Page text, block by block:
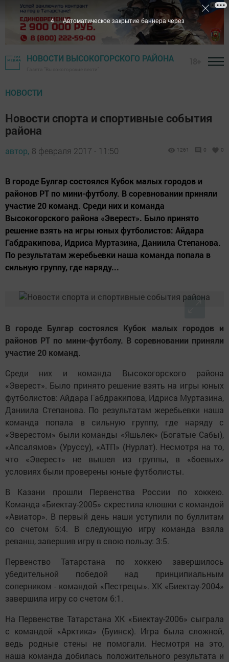
НОВОСТИ ВЫСОКОГОРСКОГО РАЙОНА
НОВОСТИ
Новости спорта и спортивные события
района
автор, 8 февраля 2017 - 11:50 1261 0 0
В городе Булгар состоялся Кубок малых городов и
районов РТ по мини-футболу. В соревновании приняли
участие 20 команд. Среди них и команда
Высокогорского района «Эверест». Было принято
решение взять на игры юных футболистов: Айдара
Габдракипова, Идриса Муртазина, Даниила Степанова.
По результатам жеребьевки наша команда попала в
сильную группу, где наряду...
В городе Булгар состоялся Кубок малых городов и
районов РТ по мини-футболу. В соревновании приняли
участие 20 команд.
Среди них и команда Высокогорского района
«Эверест». Было принято решение взять на игры юных
футболистов: Айдара Габдракипова, Идриса Муртазина,
Даниила Степанова. По результатам жеребьевки наша
команда попала в сильную группу, где наряду с
«Эверестом» были команды «Яшьлек» (Богатые Сабы),
«Апсалямов» (Уруссу), «АТП» (Нурлат). Несмотря на то,
что «Эверест» не вышел из группы, в «боевых»
условиях были проверены юные футболисты.
В Казани прошли Первенства России по хоккею.
Команда «Биектау-2005» скрестила клюшки с командой
«Авиатор». В первый день наши уступили по буллитам
со счетом 5:4. В следующую игру команда взяла
реванш, завершив игру в свою пользу: 3:5.
Первенство Татарстана по хоккею завершилось
убедительной победой над принципиальным
соперником - командой «Пестрецы». ХК «Биектау-2004»
завершила игру со счетом 6:1.
На Первенстве Татарстана ХК «Биектау-2006» сыграла
с командой «Арктика» (Буинск). Игра была сложной,
ведь родные стены не помогали. Несмотря на это,
наша команда добилась положительного результата и
3 Автоматическое закрытие баннера через